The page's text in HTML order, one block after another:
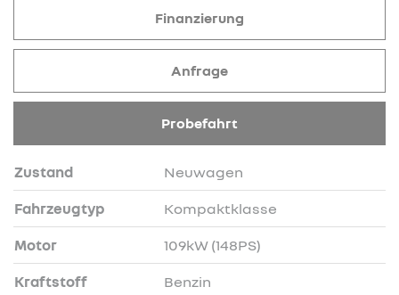
Zustand Neuwagen
Fahrzeugtyp Kompaktklasse
Motor 109kW (148PS)
Kraftstoff Benzin
Finanzierung
Anfrage
Probefahrt